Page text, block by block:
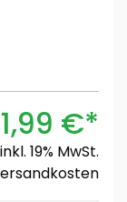
1,99 €*
inkl. 19% MwSt.